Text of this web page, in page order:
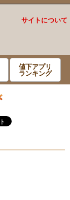
サイトについて
値下アプリ
ランキング